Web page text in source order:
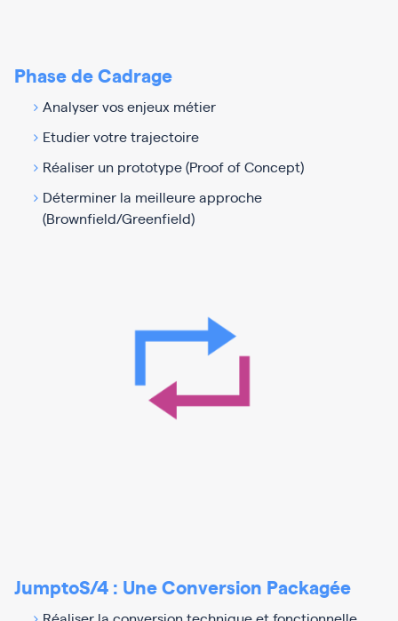
Phase de Cadrage
Analyser vos enjeux métier
Etudier votre trajectoire
Réaliser un prototype (Proof of Concept)
Déterminer la meilleure approche
(Brownfield/Greenfield)
JumptoS/4 : Une Conversion Packagée